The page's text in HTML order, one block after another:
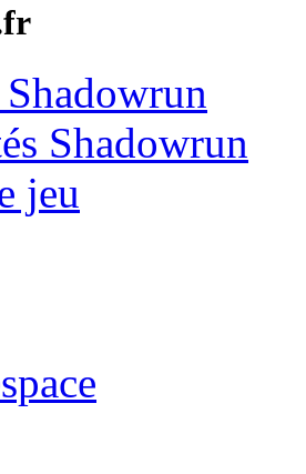
Shadowrun
jeu